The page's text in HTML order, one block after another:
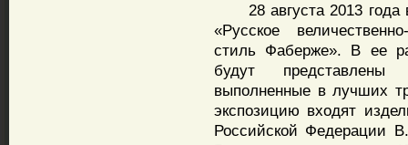
28 августа 2013 года в
«Русское
стиль Фаберже». В ее
будут представлены
выполненные в лучших
экспозицию входят
Российской Федерации